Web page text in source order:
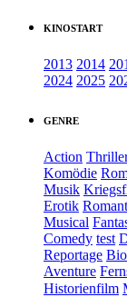
KINOSTART
2013 2014
2024 2025
GENRE
Action
Komödie
Musik
Erotik
Musical
Comedy test
Reportage
Aventure
Historienfilm